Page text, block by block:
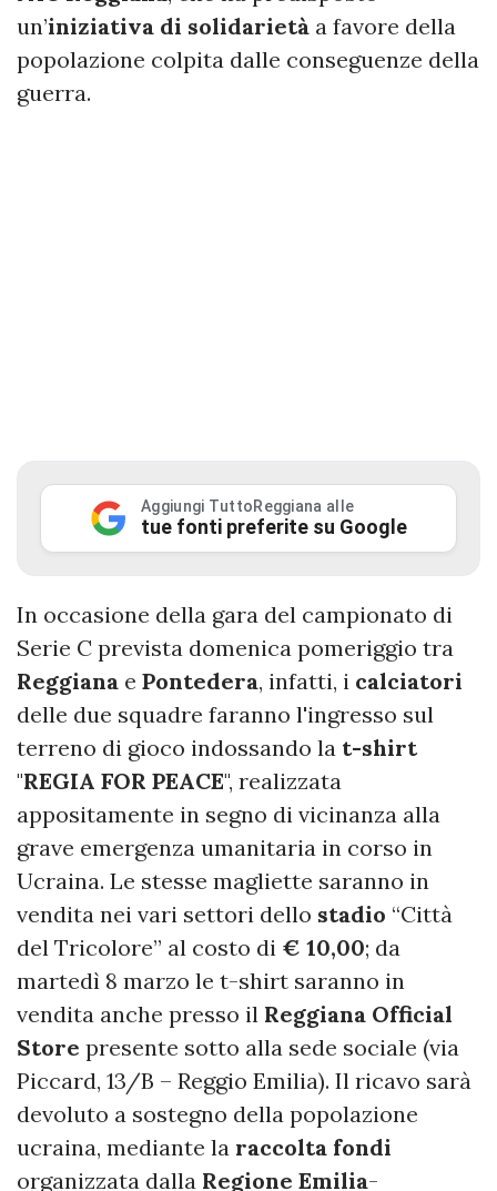
un’iniziativa di solidarietà a favore della
popolazione colpita dalle conseguenze della
guerra.
Aggiungi TuttoReggiana alle
tue fonti preferite su Google
In occasione della gara del campionato di
Serie C prevista domenica pomeriggio tra
Reggiana e Pontedera, infatti, i calciatori
delle due squadre faranno l'ingresso sul
terreno di gioco indossando la t-shirt
"REGIA FOR PEACE", realizzata
appositamente in segno di vicinanza alla
grave emergenza umanitaria in corso in
Ucraina. Le stesse magliette saranno in
vendita nei vari settori dello stadio “Città
del Tricolore” al costo di € 10,00; da
martedì 8 marzo le t-shirt saranno in
vendita anche presso il Reggiana Official
Store presente sotto alla sede sociale (via
Piccard, 13/B – Reggio Emilia). Il ricavo sarà
devoluto a sostegno della popolazione
ucraina, mediante la raccolta fondi
organizzata dalla Regione Emilia-